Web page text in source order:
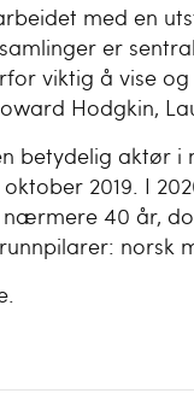
med en
er
viktig å vise
Hodgkin,
betydelig aktør
2019. I
40 år,
norsk